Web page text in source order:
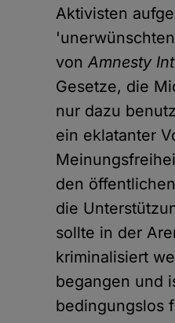
Aktivisten
vonAmnesty
Gesetze, die
nur dazu
ein eklatanter
den
die
sollte in der
kriminalisiert
begangen und
bedingungslos